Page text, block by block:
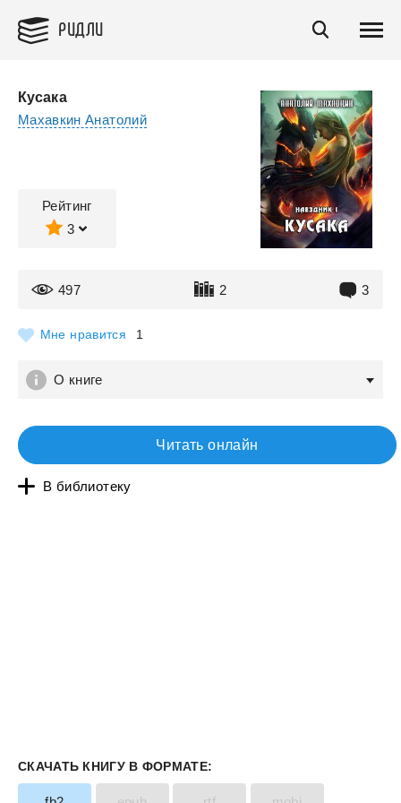
РИДЛИ
Кусака
Махавкин Анатолий
Рейтинг
3
497 2 3
Мне нравится 1
О книге
Читать онлайн
В библиотеку
СКАЧАТЬ КНИГУ В ФОРМАТЕ: